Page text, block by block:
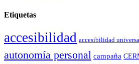
Etiquetas
accesibilidad accesibilidad
autonomía personal campaña